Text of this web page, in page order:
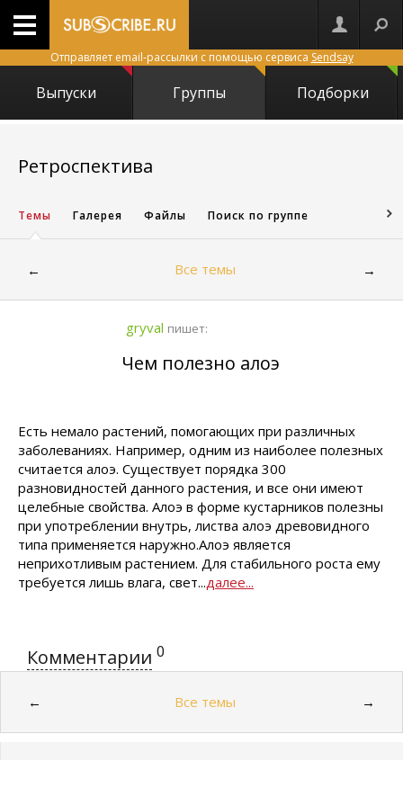
Отправляет email-рассылки с помощью сервиса Sendsay
Выпуски Группы Подборки
Ретроспектива
Темы Галерея Файлы Поиск по группе
← Все темы →
gryval пишет:
Чем полезно алоэ
Есть немало растений, помогающих при различных
заболеваниях. Например, одним из наиболее полезных
считается алоэ. Существует порядка 300
разновидностей данного растения, и все они имеют
целебные свойства. Алоэ в форме кустарников полезны
при употреблении внутрь, листва алоэ древовидного
типа применяется наружно.Алоэ является
неприхотливым растением. Для стабильного роста ему
требуется лишь влага, свет...далее...
Комментарии 0
← Все темы →